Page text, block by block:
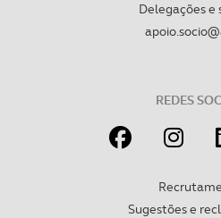
Consulte a política de cookies
Delegações e
REDES
Sugestões e